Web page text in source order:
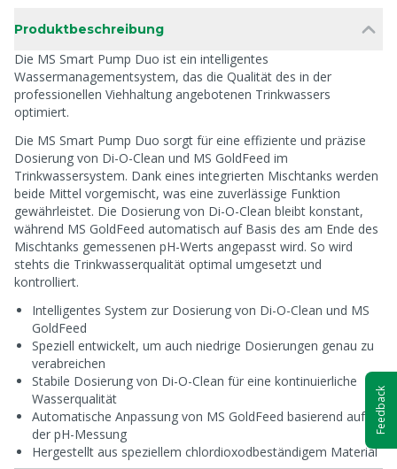
Produktbeschreibung
Die MS Smart Pump Duo ist ein intelligentes
Wassermanagementsystem, das die Qualität des in der
professionellen Viehhaltung angebotenen Trinkwassers
optimiert.
Die MS Smart Pump Duo sorgt für eine effiziente und präzise
Dosierung von Di-O-Clean und MS GoldFeed im
Trinkwassersystem. Dank eines integrierten Mischtanks werden
beide Mittel vorgemischt, was eine zuverlässige Funktion
gewährleistet. Die Dosierung von Di-O-Clean bleibt konstant,
während MS GoldFeed automatisch auf Basis des am Ende des
Mischtanks gemessenen pH-Werts angepasst wird. So wird
stehts die Trinkwasserqualität optimal umgesetzt und
kontrolliert.
Intelligentes System zur Dosierung von Di-O-Clean und MS
GoldFeed
Speziell entwickelt, um auch niedrige Dosierungen genau zu
verabreichen
Stabile Dosierung von Di-O-Clean für eine kontinuierliche
Wasserqualität
Automatische Anpassung von MS GoldFeed basierend auf
der pH-Messung
Hergestellt aus speziellem chlordioxodbeständigem Material
Feedback